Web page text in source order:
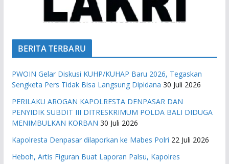
BERITA TERBARU
PWOIN Gelar Diskusi KUHP/KUHAP Baru 2026, Tegaskan
Sengketa Pers Tidak Bisa Langsung Dipidana 30 Juli 2026
PERILAKU AROGAN KAPOLRESTA DENPASAR DAN
PENYIDIK SUBDIT III DITRESKRIMUM POLDA BALI DIDUGA
MENIMBULKAN KORBAN 30 Juli 2026
Kapolresta Denpasar dilaporkan ke Mabes Polri 22 Juli 2026
Heboh, Artis Figuran Buat Laporan Palsu, Kapolres